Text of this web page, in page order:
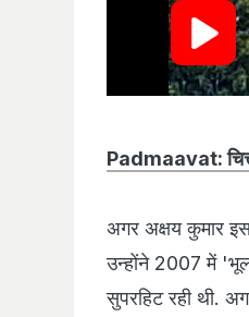
Padmaavat:
अगर अक्षय कुमार
उन्होंने 2007 में 'भूल
सुपरहिट रही थी.